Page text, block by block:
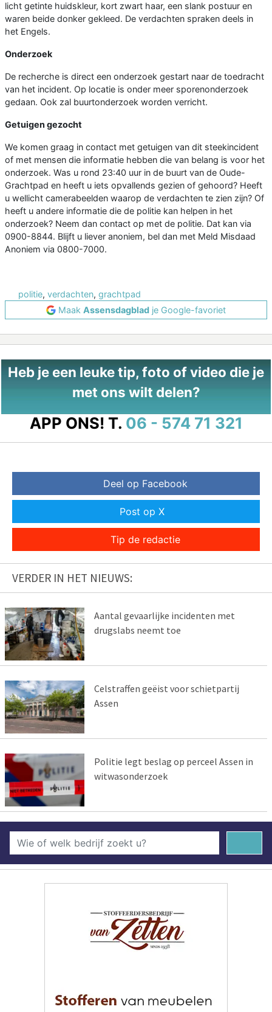
licht getinte huidskleur, kort zwart haar, een slank postuur en
waren beide donker gekleed. De verdachten spraken deels in
het Engels.
Onderzoek
De recherche is direct een onderzoek gestart naar de toedracht
van het incident. Op locatie is onder meer sporenonderzoek
gedaan. Ook zal buurtonderzoek worden verricht.
Getuigen gezocht
We komen graag in contact met getuigen van dit steekincident
of met mensen die informatie hebben die van belang is voor het
onderzoek. Was u rond 23:40 uur in de buurt van de Oude-
Grachtpad en heeft u iets opvallends gezien of gehoord? Heeft
u wellicht camerabeelden waarop de verdachten te zien zijn? Of
heeft u andere informatie die de politie kan helpen in het
onderzoek? Neem dan contact op met de politie. Dat kan via
0900-8844. Blijft u liever anoniem, bel dan met Meld Misdaad
Anoniem via 0800-7000.
politie, verdachten, grachtpad
Maak Assensdagblad je Google-favoriet
Heb je een leuke tip, foto of video die je
met ons wilt delen?
APP ONS! T. 06 - 574 71 321
Deel op Facebook
Post op X
Tip de redactie
VERDER IN HET NIEUWS:
Aantal gevaarlijke incidenten met
drugslabs neemt toe
Celstraffen geëist voor schietpartij
Assen
Politie legt beslag op perceel Assen in
witwasonderzoek